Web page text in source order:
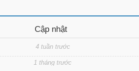
Cập nhật
4 tuần trước
1 tháng trước